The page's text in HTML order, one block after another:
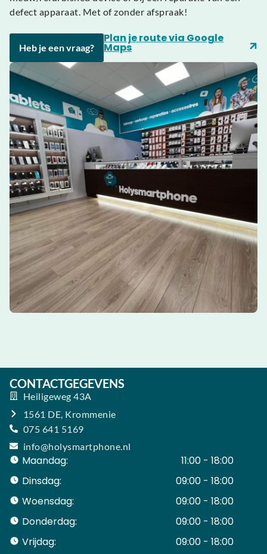
defect apparaat. Met of zonder afspraak!
Heb je een vraag?
Plan je route via Google
Maps
CONTACTGEGEVENS
Heiligeweg 43A
1561 DE, Krommenie
075 641 5169
info@holysmartphone.nl
Maandag:
11:00 - 18:00
Dinsdag:
09:00 - 18:00
Woensdag:
09:00 - 18:00
Donderdag:
09:00 - 18:00
Vrijdag:
09:00 - 18:00